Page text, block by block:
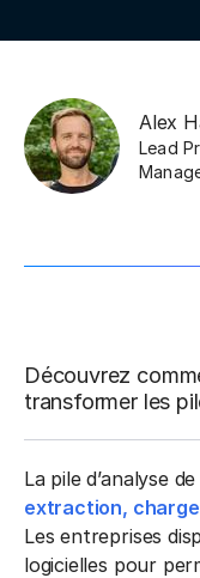
Alex
Lead
Découvrez
transformer les
La pile d’analyse
extraction,
Les entreprises
logicielles pour